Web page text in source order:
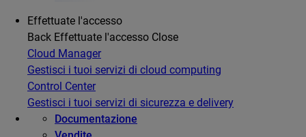
Effettuate l'accesso
Back Effettuate l'accesso Close
Cloud Manager
Gestisci i tuoi servizi di cloud computing
Control Center
Gestisci i tuoi servizi di sicurezza e delivery
Documentazione